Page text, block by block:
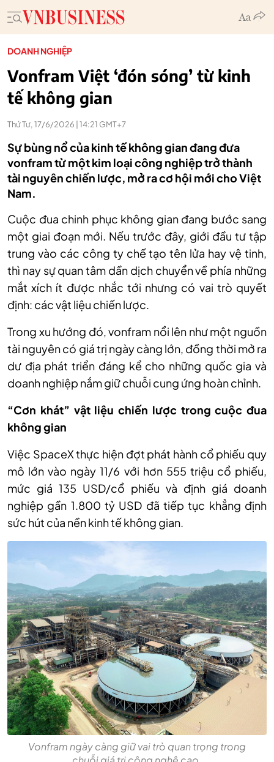
DOANH NGHIỆP
Vonfram Việt ‘đón sóng’ từ kinh
tế không gian
Thứ Tư, 17/6/2026 | 14:21 GMT+7
Sự bùng nổ của kinh tế không gian đang đưa
vonfram từ một kim loại công nghiệp trở thành
tài nguyên chiến lược, mở ra cơ hội mới cho Việt
Nam.
Cuộc đua chinh phục không gian đang bước sang
một giai đoạn mới. Nếu trước đây, giới đầu tư tập
trung vào các công ty chế tạo tên lửa hay vệ tinh,
thì nay sự quan tâm dần dịch chuyển về phía những
mắt xích ít được nhắc tới nhưng có vai trò quyết
định: các vật liệu chiến lược.
Trong xu hướng đó, vonfram nổi lên như một nguồn
tài nguyên có giá trị ngày càng lớn, đồng thời mở ra
dư địa phát triển đáng kể cho những quốc gia và
doanh nghiệp nắm giữ chuỗi cung ứng hoàn chỉnh.
“Cơn khát” vật liệu chiến lược trong cuộc đua
không gian
Việc SpaceX thực hiện đợt phát hành cổ phiếu quy
mô lớn vào ngày 11/6 với hơn 555 triệu cổ phiếu,
mức giá 135 USD/cổ phiếu và định giá doanh
nghiệp gần 1.800 tỷ USD đã tiếp tục khẳng định
sức hút của nền kinh tế không gian.
Vonfram ngày càng giữ vai trò quan trọng trong